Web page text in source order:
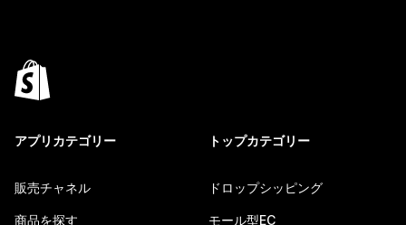
アプリカテゴリー
販売チャネル
商品を探す
トップカテゴリー
ドロップシッピング
モール型EC